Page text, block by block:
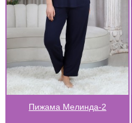
Пижама Мелинда-2